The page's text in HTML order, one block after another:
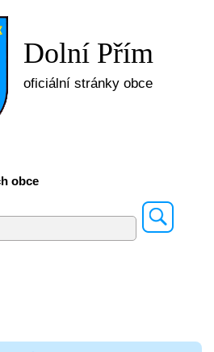
Dolní Přím
oficiální stránky obce
obce